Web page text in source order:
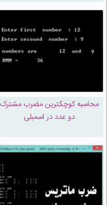
محاسبه کوچکترین مضرب مشترک
دو عدد در اسمبلی